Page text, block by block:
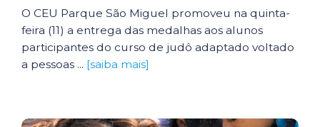
O CEU Parque São Miguel promoveu na quinta-
feira (11) a entrega das medalhas aos alunos
participantes do curso de judô adaptado voltado
a pessoas ... [saiba mais]